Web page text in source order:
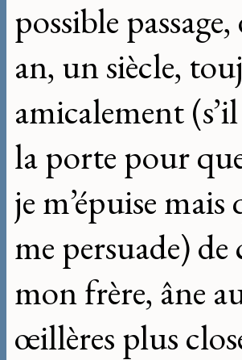
possible
an, un siècle,
amicalement
la porte pour
je m’épuise
me persuade)
mon frère, âne
œillères plus